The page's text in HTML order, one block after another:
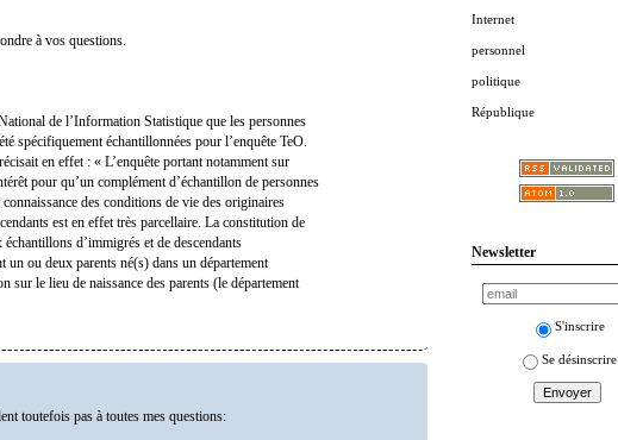
Internet
personnel
politique
République
Newsletter
S'inscrire
Se désinscrire
à vos questions.
de l’Information Statistique que les personnes
spécifiquement échantillonnées pour l’enquête TeO.
en effet : « L’enquête portant notamment sur
pour qu’un complément d’échantillon de personnes
des conditions de vie des originaires
est en effet très parcellaire. La constitution de
d’immigrés et de descendants
un ou deux parents né(s) dans un département
sur le lieu de naissance des parents (le département
toutefois pas à toutes mes questions: